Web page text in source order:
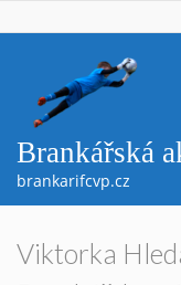
Brankářská
brankarifcvp.cz
Viktorka